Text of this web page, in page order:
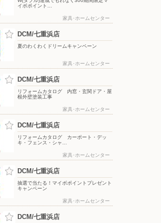
イボポイント…
家具･ホームセンター
DCM/七重浜店
夏のわくわくドリームキャンペーン
家具･ホームセンター
DCM/七重浜店
リフォームカタログ 内窓・玄関ドア・屋
根外壁塗装工事
家具･ホームセンター
DCM/七重浜店
リフォームカタログ カーポート・デッ
キ・フェンス・シャ…
家具･ホームセンター
DCM/七重浜店
抽選で当たる！マイボポイントプレゼント
キャンペーン
家具･ホームセンター
DCM/七重浜店